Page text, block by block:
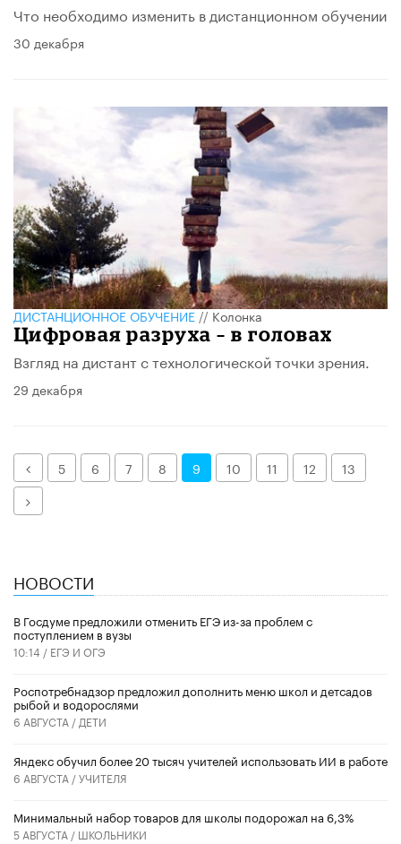
Что необходимо изменить в дистанционном обучении
30 декабря
ДИСТАНЦИОННОЕ ОБУЧЕНИЕ//Колонка
Цифровая разруха – в головах
Взгляд на дистант с технологической точки зрения.
29 декабря
Назад
5 6 7 8 9 10 11 12
13
Далее
НОВОСТИ
В Госдуме предложили отменить ЕГЭ из-за проблем с
поступлением в вузы
10:14 / ЕГЭ И ОГЭ
Роспотребнадзор предложил дополнить меню школ и детсадов
рыбой и водорослями
6 АВГУСТА / ДЕТИ
​Яндекс обучил более 20 тысяч учителей использовать ИИ в работе
6 АВГУСТА /УЧИТЕЛЯ
Минимальный набор товаров для школы подорожал на 6,3%
5 АВГУСТА / ШКОЛЬНИКИ